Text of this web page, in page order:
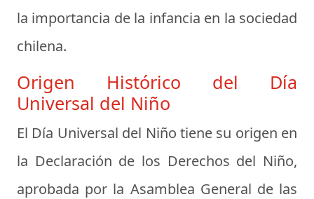
la importancia de la infancia en la sociedad
chilena.
Origen Histórico del Día
Universal del Niño
El Día Universal del Niño tiene su origen en
la Declaración de los Derechos del Niño,
aprobada por la Asamblea General de las